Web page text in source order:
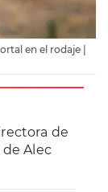
de
Alec
en el rodaje |